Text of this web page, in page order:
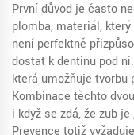
První důvod je často
plomba, materiál,
není perfektně
dostat k dentinu pod
která umožňuje tvorbu
Kombinace těchto
i když se zdá, že zub je
Prevence totiž